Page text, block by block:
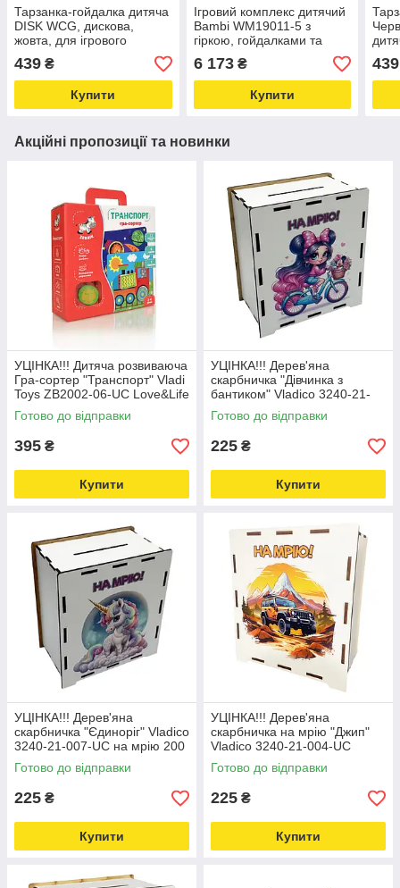
Тарзанка-гойдалка дитяча
DISK WCG, дискова,
жовта, для ігрового
майданчика Love&Life -
online-multimarket-
439 ₴
Купити
Ігровий комплекс дитячий
Bambi WM19011-5 з
гіркою, гойдалками та
баскетбольним кільцем
Love&Life -online-
multimarket-
6 173₴
Купити
439
Акційні пропозиції та новинки
УЦІНКА!!! Дитяча розвиваюча
Гра-сортер "Транспорт" Vladi
Toys ZB2002-06-UC Love&Life
-online-multimarket-
Готово до відправки
395 ₴
Купити
УЦІНКА!!! Дерев'яна
скарбничка "Дівчинка з
бантиком" Vladico 3240-21-
005-UC на мрію 200 днів
Love&Life -online-multimarket-
Готово до відправки
225 ₴
Купити
УЦІНКА!!! Дерев'яна
скарбничка "Єдиноріг" Vladico
3240-21-007-UC на мрію 200
днів Love&Life -online-
multimarket-
Готово до відправки
225 ₴
Купити
УЦІНКА!!! Дерев'яна
скарбничка на мрію "Джип"
Vladico 3240-21-004-UC
17х15х9 см, 200 днів
Love&Life -online-multimarket-
Готово до відправки
225 ₴
Купити